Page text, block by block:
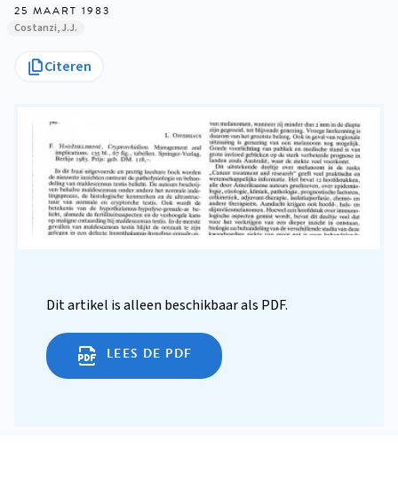
25 MAART 1983
Costanzi, J.J.
Citeren
Dit artikel is alleen beschikbaar als PDF.
LEES DE PDF